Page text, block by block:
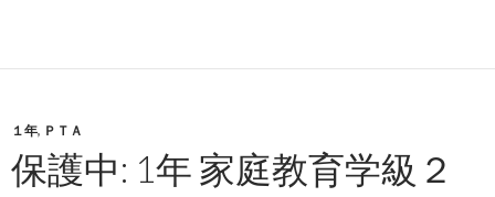
１年, ＰＴＡ
保護中: 1年 家庭教育学級２